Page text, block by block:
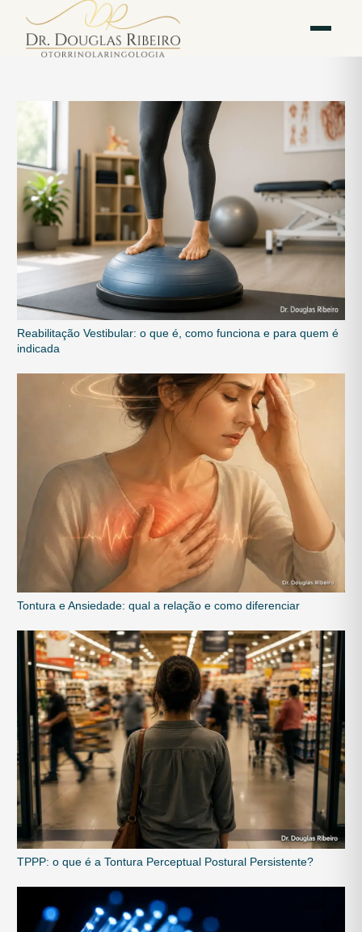
Mariana
Av. Paulista — Bela
Vista
Reabilitação Vestibular: o que é, como funciona e para quem é
indicada
Tontura e Ansiedade: qual a relação e como diferenciar
TPPP: o que é a Tontura Perceptual Postural Persistente?